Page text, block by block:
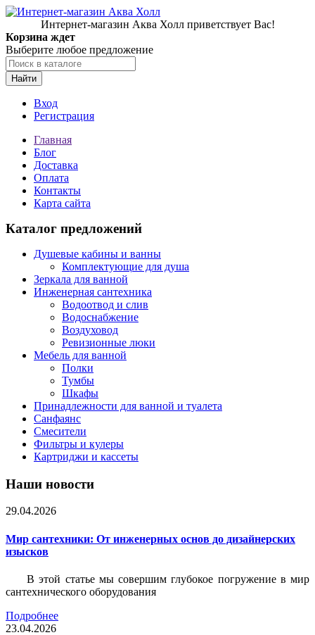
Интернет-магазин Аква Холл приветствует Вас!
Корзина ждет
Выберите любое предложение
Найти
Вход
Регистрация
Главная
Блог
Доставка
Оплата
Контакты
Карта сайта
Каталог предложений
Душевые кабины и ванны
Комплектующие для душа
Зеркала для ванной
Инженерная сантехника
Водоотвод и слив
Водоснабжение
Воздуховод
Ревизионные люки
Мебель для ванной
Полки
Тумбы
Шкафы
Принадлежности для ванной и туалета
Санфаянс
Смесители
Фильтры и кулеры
Картриджи и кассеты
Наши новости
29.04.2026
Мир сантехники: От инженерных основ до дизайнерских
изысков
В этой статье мы совершим глубокое погружение в мир
сантехнического оборудования
Подробнее
23.04.2026